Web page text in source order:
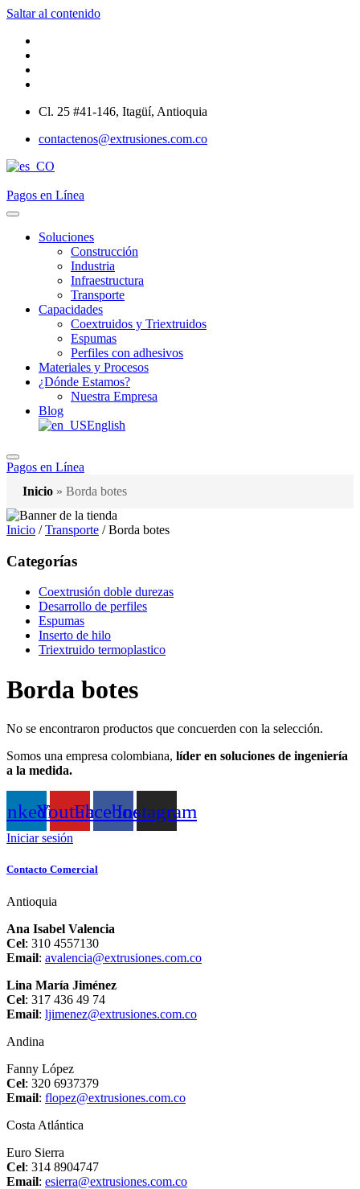
Saltar al contenido
Cl. 25 #41-146, Itagüí, Antioquia
contactenos@extrusiones.com.co
Pagos en Línea
Soluciones
Construcción
Industria
Infraestructura
Transporte
Capacidades
Coextruidos y Triextruidos
Espumas
Perfiles con adhesivos
Materiales y Procesos
¿Dónde Estamos?
Nuestra Empresa
Blog
English
Pagos en Línea
Inicio » Borda botes
Inicio /Transporte / Borda botes
Categorías
Coextrusión doble durezas
Desarrollo de perfiles
Espumas
Inserto de hilo
Triextruido termoplastico
Borda botes
No se encontraron productos que concuerden con la selección.
Somos una empresa colombiana, líder en soluciones de ingeniería
a la medida.
YoutubeFacebookInstagram
Iniciar sesión
Contacto Comercial
Antioquia
Ana Isabel Valencia
Cel: 310 4557130
Email: avalencia@extrusiones.com.co
Lina María Jiménez
Cel: 317 436 49 74
Email: ljimenez@extrusiones.com.co
Andina
Fanny López
Cel: 320 6937379
Email: flopez@extrusiones.com.co
Costa Atlántica
Euro Sierra
Cel: 314 8904747
Email: esierra@extrusiones.com.co